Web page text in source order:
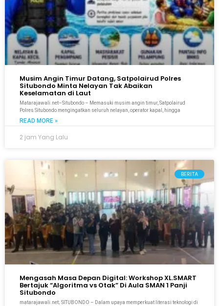
Musim Angin Timur Datang, Satpolairud Polres
Situbondo Minta Nelayan Tak Abaikan
Keselamatan di Laut
Matarajawali.net–Situbondo – Memasuki musim angin timur, Satpolairud
Polres Situbondo mengingatkan seluruh nelayan, operator kapal, hingga
READ MORE »
2 jam Yang Lalu
BERITA
Mengasah Masa Depan Digital: Workshop XL.SMART
Bertajuk “Algoritma vs Otak” Di Aula SMAN 1 Panji
Situbondo
matarajawali.net; SITUBONDO – Dalam upaya memperkuat literasi teknologi di